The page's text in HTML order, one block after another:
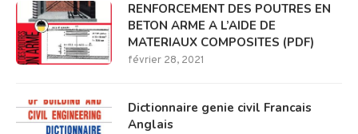
RENFORCEMENT DES POUTRES EN
BETON ARME A L’AIDE DE
MATERIAUX COMPOSITES (PDF)
février 28, 2021
Dictionnaire genie civil Francais
Anglais